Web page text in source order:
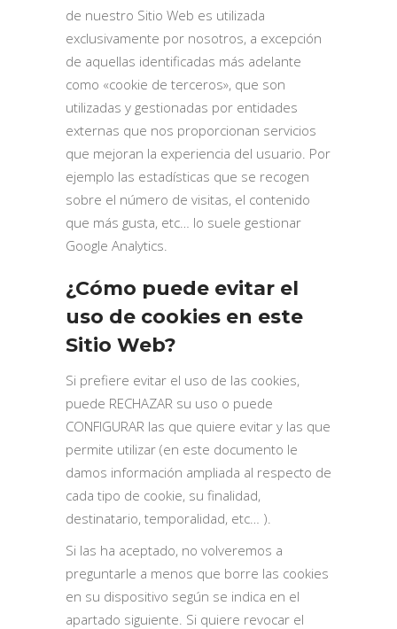
de nuestro Sitio Web es utilizada
exclusivamente por nosotros, a excepción
de aquellas identificadas más adelante
como «cookie de terceros», que son
utilizadas y gestionadas por entidades
externas que nos proporcionan servicios
que mejoran la experiencia del usuario. Por
ejemplo las estadísticas que se recogen
sobre el número de visitas, el contenido
que más gusta, etc… lo suele gestionar
Google Analytics.
¿Cómo puede evitar el
uso de cookies en este
Sitio Web?
Si prefiere evitar el uso de las cookies,
puede RECHAZAR su uso o puede
CONFIGURAR las que quiere evitar y las que
permite utilizar (en este documento le
damos información ampliada al respecto de
cada tipo de cookie, su finalidad,
destinatario, temporalidad, etc… ).
Si las ha aceptado, no volveremos a
preguntarle a menos que borre las cookies
en su dispositivo según se indica en el
apartado siguiente. Si quiere revocar el